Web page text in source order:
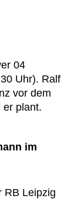
04
Uhr). Ralf
vor dem
er plant.
im
RB Leipzig